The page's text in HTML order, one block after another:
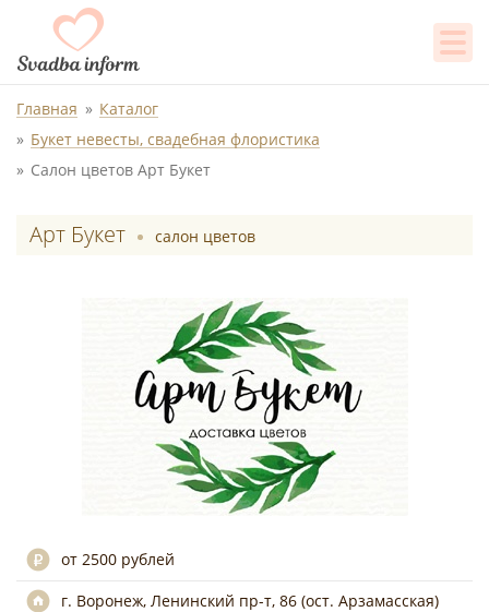
Главная
Каталог
Букет невесты, свадебная флористика
Салон цветов Арт Букет
Арт Букет салон цветов
от 2500 рублей
г. Воронеж, Ленинский пр-т, 86 (ост. Арзамасская)